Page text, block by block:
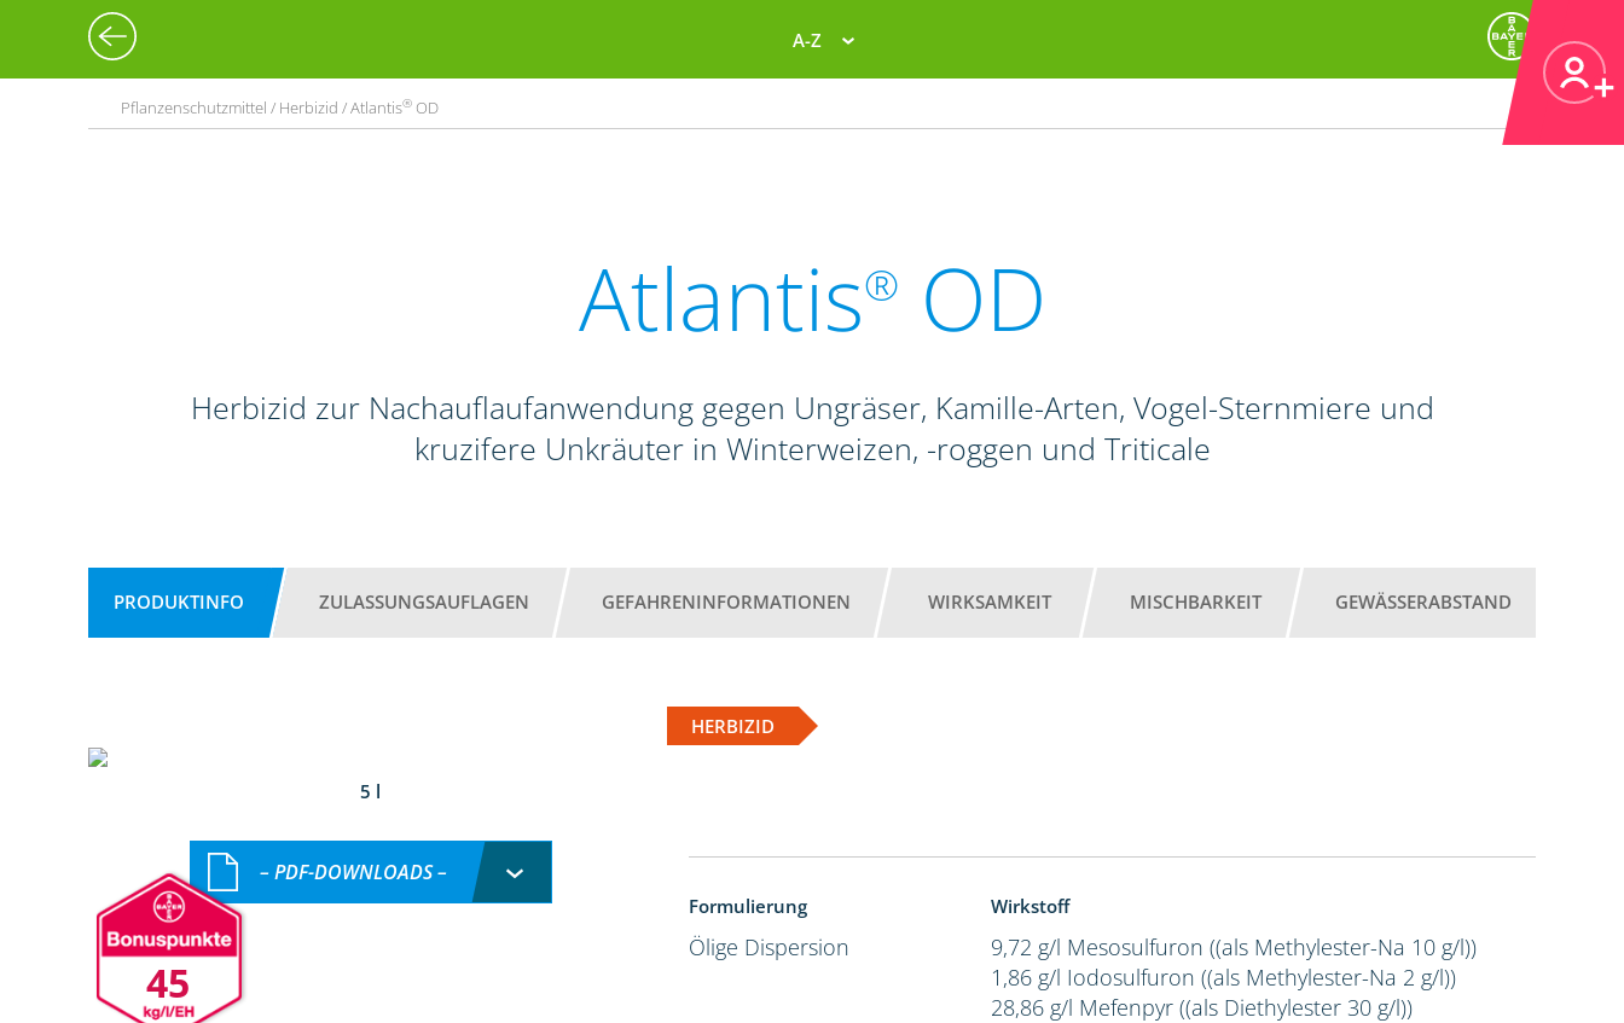
A-Z
Pflanzenschutzmittel / Herbizid / Atlantis® OD
Atlantis® OD
Herbizid zur Nachauflaufanwendung gegen Ungräser, Kamille-Arten, Vogel-Sternmiere und
kruzifere Unkräuter in Winterweizen, -roggen und Triticale
PRODUKTINFO ZULASSUNGSAUFLAGEN GEFAHRENINFORMATIONEN WIRKSAMKEIT MISCHBARKEIT GEWÄSSERABSTAND
HERBIZID
5 l
45
– PDF-DOWNLOADS –
Formulierung
Ölige Dispersion
Wirkstoff
9,72 g/l Mesosulfuron ((als Methylester-Na 10 g/l))
1,86 g/l Iodosulfuron ((als Methylester-Na 2 g/l))
28,86 g/l Mefenpyr ((als Diethylester 30 g/l))